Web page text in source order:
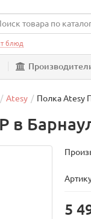
блюд
Atesy Полка Atesy
в
5